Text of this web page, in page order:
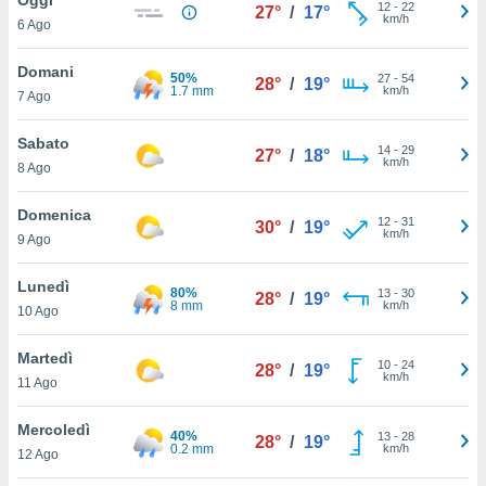
è
al sito
di
ci
di
il
un
la
nella
6 Ago
27° / 17° 12- 22
km/h
Domani
7 Ago
50%
1.7 mm
28° / 19° 27- 54
km/h
Sabato
8 Ago
27° / 18° 14- 29
km/h
Domenica
9 Ago
30° / 19° 12- 31
km/h
Lunedì
10 Ago
80%
8 mm
28° / 19° 13- 30
km/h
Martedì
11 Ago
28° / 19° 10- 24
km/h
Mercoledì
12 Ago
40%
0.2 mm
28° / 19° 13- 28
km/h